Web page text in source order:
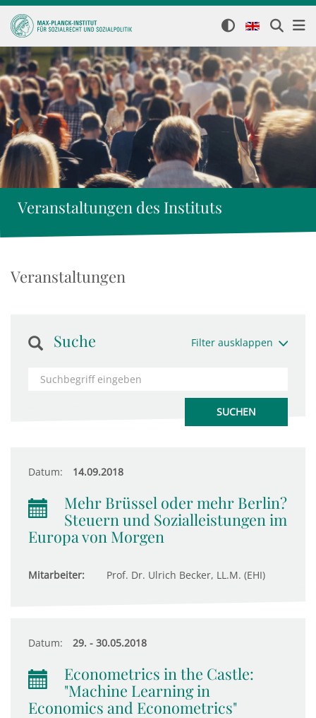
Veranstaltungen des Instituts
Veranstaltungen
Suche Filter ausklappen
Datum: 14.09.2018
Mehr Brüssel oder mehr Berlin?
Steuern und Sozialleistungen im
Europa von Morgen
Mitarbeiter: Prof. Dr. Ulrich Becker, LL.M. (EHI)
Datum: 29. - 30.05.2018
Econometrics in the Castle:
"Machine Learning in
Economics and Econometrics"